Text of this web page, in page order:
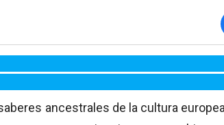
ancestrales de la cultura